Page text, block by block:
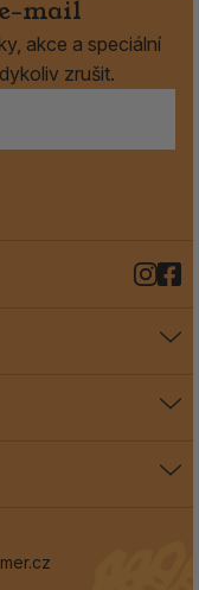
mail
akce a speciální
zrušit.